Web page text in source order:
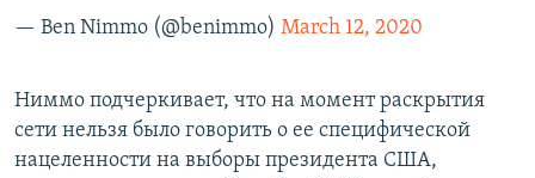
— Ben Nimmo (@benimmo) March 12, 2020
Ниммо подчеркивает, что на момент раскрытия
сети нельзя было говорить о ее специфической
нацеленности на выборы президента США,